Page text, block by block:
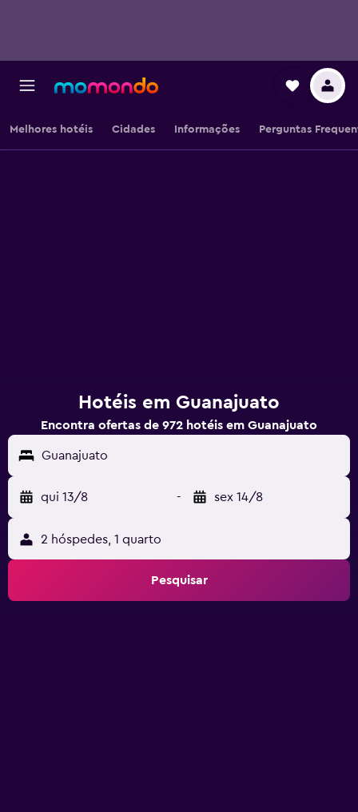
Melhores hotéis Cidades Informações Perguntas
Hotéis em Guanajuato
Encontra ofertas de 972 hotéis em Guanajuato
Guanajuato
qui 13/8 - sex 14/8
2 hóspedes, 1 quarto
Pesquisar